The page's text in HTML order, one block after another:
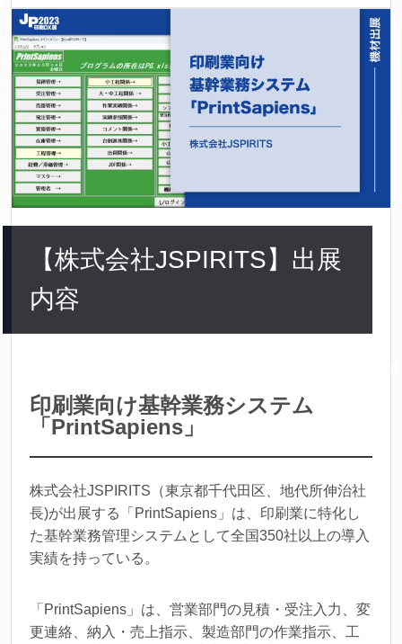
【株式会社JSPIRITS】出展
内容
印刷業向け基幹業務システム
「PrintSapiens」
株式会社JSPIRITS（東京都千代田区、地代所伸治社
長)が出展する「PrintSapiens」は、印刷業に特化し
た基幹業務管理システムとして全国350社以上の導入
実績を持っている。
「PrintSapiens」は、営業部門の見積・受注入力、変
更連絡、納入・売上指示、製造部門の作業指示、工